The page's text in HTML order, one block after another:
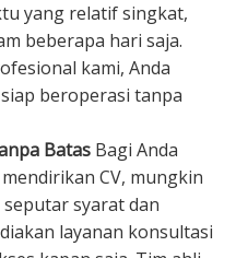
yang relatif singkat,
beberapa hari saja.
kami, Anda
beroperasi tanpa
Batas Bagi Anda
CV, mungkin
syarat dan
layanan konsultasi